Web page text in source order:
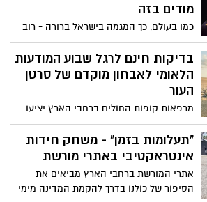
מודים בזה
כמו בעולם, כך המגמה בישראל ברורה - רוב
שטחי המשרדים בעולם אינם מנוצלים באופן
מלא. מנהלים עובדים מהבית. עובדים מגיעים
יום או יומיים בשבוע. פגישות מתקיימות בבתי
קפה. לקוחות פוגשים ספקים בלובי של מלון
מקהילה. למרות זאת, חברות ממשיכות לשלם
הבעלים של פנתרה - מסבירה - "הבעיה היא
שאנחנו עדיין מנסים להפעיל מודל ישן בעולם
חדש".
בדיקות חינם לרגל שבוע המודעות
הלאומי לאבחון מוקדם של סרטן
העור
מרפאות קופות החולים ברחבי הארץ יציעו
בדיקות חינם לרגל שבוע המודעות הלאומי
לסרטן העור, שיערך ביוזמת האגודה למלחמה
בסרטן בשיתוף כללית, מכבי, מאוחדת
"תעלומות בזמן" - משחק חידות
אינטראקטיבי באתרי מורשת
אתרי המורשת ברחבי הארץ מביאים את
הסיפור של כולנו בדרך להקמת המדינה מימי